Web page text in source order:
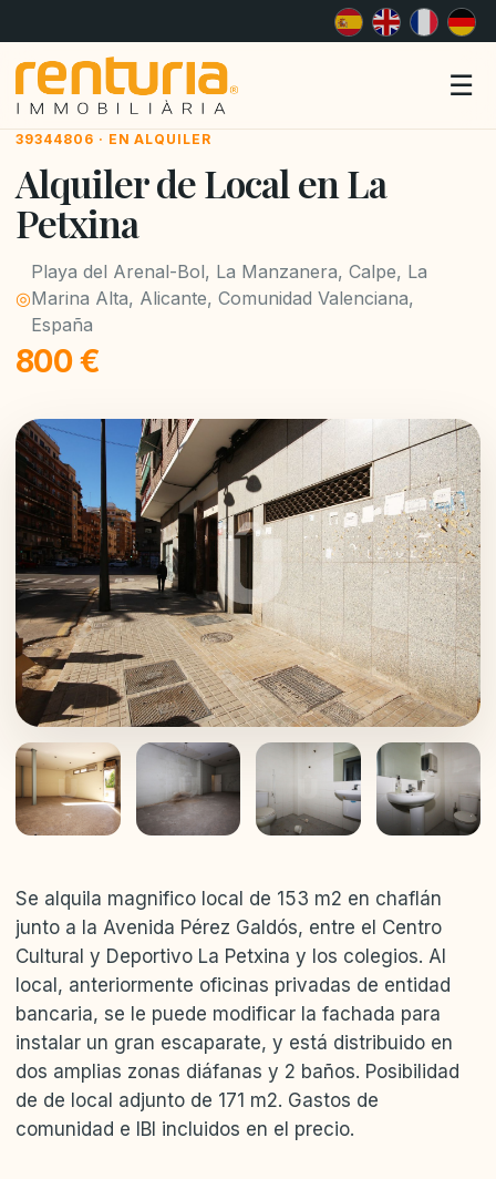
☰
39344806 · EN ALQUILER
Alquiler de Local en La
Petxina
◎
Playa del Arenal-Bol, La Manzanera, Calpe, La
Marina Alta, Alicante, Comunidad Valenciana,
España
800 €
Se alquila magnifico local de 153 m2 en chaflán
junto a la Avenida Pérez Galdós, entre el Centro
Cultural y Deportivo La Petxina y los colegios. Al
local, anteriormente oficinas privadas de entidad
bancaria, se le puede modificar la fachada para
instalar un gran escaparate, y está distribuido en
dos amplias zonas diáfanas y 2 baños. Posibilidad
de de local adjunto de 171 m2. Gastos de
comunidad e IBI incluidos en el precio.